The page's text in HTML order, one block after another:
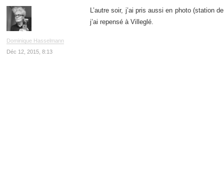
Dominique Hasselmann
Déc 12, 2015, 8:13
L’autre soir, j’ai pris aussi en photo (station
j’ai repensé à Villeglé.